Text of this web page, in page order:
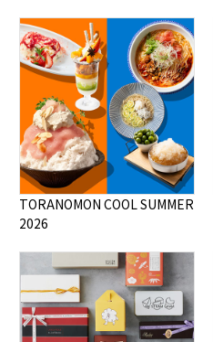
TORANOMON COOL SUMMER
2026